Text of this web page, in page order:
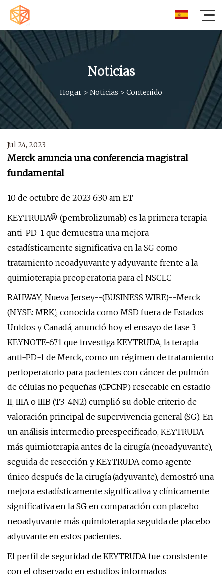
Noticias
Hogar > Noticias > Contenido
Jul 24, 2023
Merck anuncia una conferencia magistral
fundamental
10 de octubre de 2023 6:30 am ET
KEYTRUDA® (pembrolizumab) es la primera terapia
anti-PD-1 que demuestra una mejora
estadísticamente significativa en la SG como
tratamiento neoadyuvante y adyuvante frente a la
quimioterapia preoperatoria para el NSCLC
RAHWAY, Nueva Jersey--(BUSINESS WIRE)--Merck
(NYSE: MRK), conocida como MSD fuera de Estados
Unidos y Canadá, anunció hoy el ensayo de fase 3
KEYNOTE-671 que investiga KEYTRUDA, la terapia
anti-PD-1 de Merck, como un régimen de tratamiento
perioperatorio para pacientes con cáncer de pulmón
de células no pequeñas (CPCNP) resecable en estadio
II, IIIA o IIIB (T3-4N2) cumplió su doble criterio de
valoración principal de supervivencia general (SG). En
un análisis intermedio preespecificado, KEYTRUDA
más quimioterapia antes de la cirugía (neoadyuvante),
seguida de resección y KEYTRUDA como agente
único después de la cirugía (adyuvante), demostró una
mejora estadísticamente significativa y clínicamente
significativa en la SG en comparación con placebo
neoadyuvante más quimioterapia seguida de placebo
adyuvante en estos pacientes.
El perfil de seguridad de KEYTRUDA fue consistente
con el observado en estudios informados